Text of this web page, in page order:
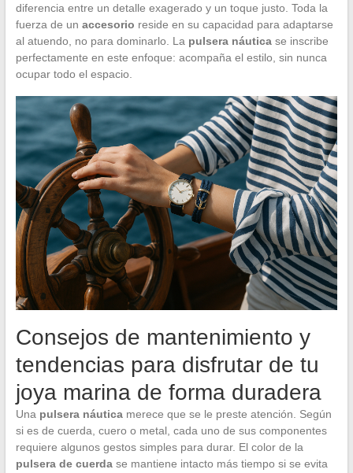
diferencia entre un detalle exagerado y un toque justo. Toda la
fuerza de un accesorio reside en su capacidad para adaptarse
al atuendo, no para dominarlo. La pulsera náuticase inscribe
perfectamente en este enfoque: acompaña el estilo, sin nunca
ocupar todo el espacio.
Consejos de mantenimiento y
tendencias para disfrutar de tu
joya marina de forma duradera
Una pulsera náuticamerece que se le preste atención. Según
si es de cuerda, cuero o metal, cada uno de sus componentes
requiere algunos gestos simples para durar. El color de la
pulsera de cuerdase mantiene intacto más tiempo si se evita